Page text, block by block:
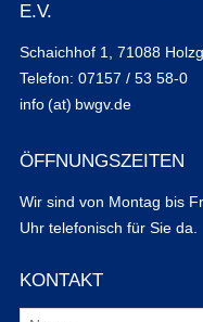
E.V.
Schaichhof 1, 71088
Telefon: 07157 / 53 58-0
info (at) bwgv.de
ÖFFNUNGSZEITEN
Wir sind von Montag bis
Uhr telefonisch für Sie da.
KONTAKT